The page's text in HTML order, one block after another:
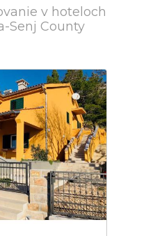
v hoteloch
Senj County